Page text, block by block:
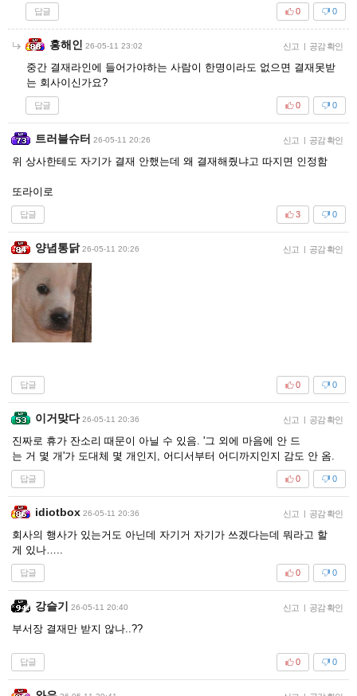
답글 0
0
홍해인 26-05-11 23:02 신고 | 공감 확인
중간 결재라인에 들어가야하는 사람이 한명이라도 없으면 결재못받
는 회사이신가요?
답글 0
0
트러블슈터 26-05-11 20:26 신고 | 공감 확인
위 상사한테도 자기가 결재 안했는데 왜 결재해줬냐고 따지면 인정함
또라이로
답글 0
3
양념통닭 26-05-11 20:26 신고 | 공감 확인
답글 0
0
이거맞다 26-05-11 20:36 신고 | 공감 확인
진짜로 휴가 잔소리 때문이 아닐 수 있음. '그 외에 마음에 안 드
는 거 몇 개'가 도대체 몇 개인지, 어디서부터 어디까지인지 감도 안 옴.
답글 0
0
idiotbox 26-05-11 20:36 신고 | 공감 확인
회사의 행사가 있는거도 아닌데 자기거 자기가 쓰겠다는데 뭐라고 할
게 있나…..
답글 0
0
강슬기 26-05-11 20:40 신고 | 공감 확인
부서장 결재만 받지 않나..??
답글 0
0